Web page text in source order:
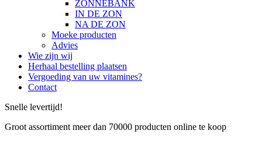
ZONNEBANK
IN DE ZON
NA DE ZON
Moeke producten
Advies
Wie zijn wij
Herhaal bestelling plaatsen
Vergoeding van uw vitamines?
Contact
Snelle levertijd!
Groot assortiment meer dan 70000 producten online te koop